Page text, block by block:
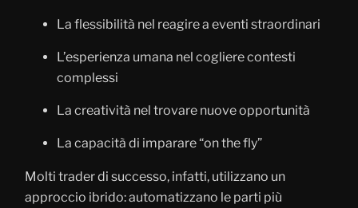
La flessibilità nel reagire a eventi straordinari
L’esperienza umana nel cogliere contesti
complessi
La creatività nel trovare nuove opportunità
La capacità di imparare “on the fly”
Molti trader di successo, infatti, utilizzano un
approccio ibrido: automatizzano le parti più